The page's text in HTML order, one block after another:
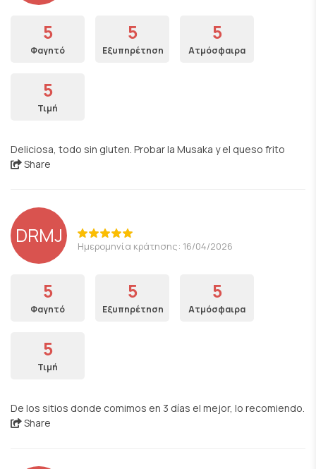
5
Φαγητό
5
Εξυπηρέτηση
5
Ατμόσφαιρα
5
Τιμή
Deliciosa, todo sin gluten. Probar la Musaka y el queso frito
Share
DRMJ Ημερομηνία κράτησης: 16/04/2026
5
Φαγητό
5
Εξυπηρέτηση
5
Ατμόσφαιρα
5
Τιμή
De los sitios donde comimos en 3 días el mejor, lo recomiendo.
Share